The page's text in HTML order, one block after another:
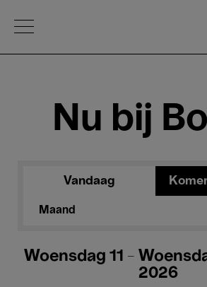
Open Menu
Nu bij
Vandaag
Maand
Woensdag 11 -
2026